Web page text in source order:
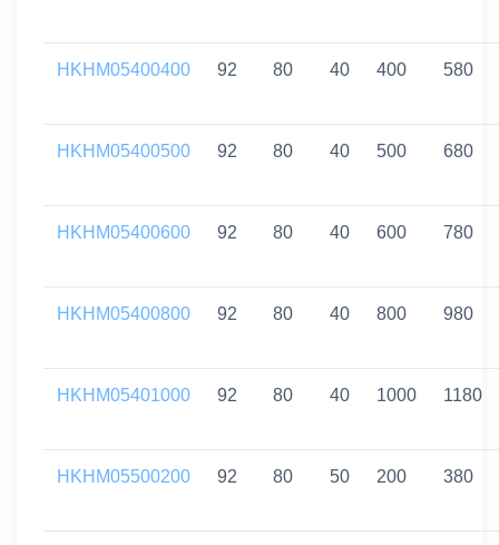
HKHM05400400 92 80 40 400 580
HKHM05400500 92 80 40 500 680
HKHM05400600 92 80 40 600 780
HKHM05400800 92 80 40 800 980
HKHM05401000 92 80 40 1000 1180
HKHM05500200 92 80 50 200 380